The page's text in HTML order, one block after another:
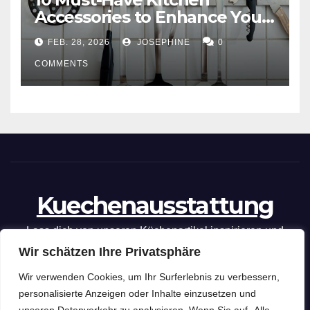
Wir schätzen Ihre Privatsphäre
Wir verwenden Cookies, um Ihr Surferlebnis zu verbessern,
personalisierte Anzeigen oder Inhalte einzusetzen und
Accessories to Enhance Your
Cooking Efficiency
FEB. 28, 2026 JOSEPHINE 0
COMMENTS
Kuechenausstattung
Lass dich von unseren Küchenartikel inspirieren und
optimiere deine kulinarischen Fähigkeiten mit unseren
praktischen Tipps und Tricks.